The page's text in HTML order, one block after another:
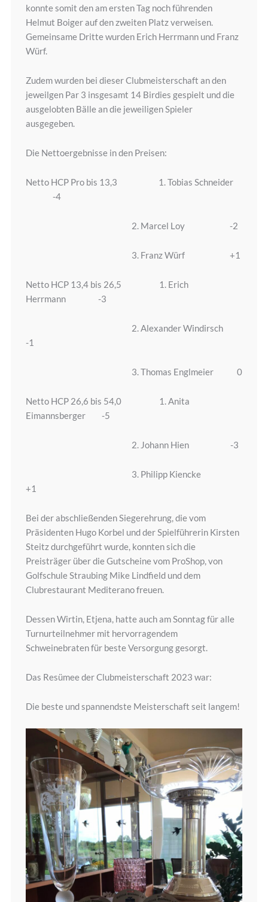
konnte somit den am ersten Tag noch führenden
Helmut Boiger auf den zweiten Platz verweisen.
Gemeinsame Dritte wurden Erich Herrmann und Franz
Würf.
Zudem wurden bei dieser Clubmeisterschaft an den
jeweilgen Par 3 insgesamt 14 Birdies gespielt und die
ausgelobten Bälle an die jeweiligen Spieler
ausgegeben.
Die Nettoergebnisse in den Preisen:
Netto HCP Pro bis 13,3 1. Tobias Schneider
-4
2. Marcel Loy -2
3. Franz Würf +1
Netto HCP 13,4 bis 26,5 1. Erich
Herrmann -3
2. Alexander Windirsch
-1
3. Thomas Englmeier 0
Netto HCP 26,6 bis 54,0 1. Anita
Eimannsberger -5
2. Johann Hien -3
3. Philipp Kiencke
+1
Bei der abschließenden Siegerehrung, die vom
Präsidenten Hugo Korbel und der Spielführerin Kirsten
Steitz durchgeführt wurde, konnten sich die
Preisträger über die Gutscheine vom ProShop, von
Golfschule Straubing Mike Lindfield und dem
Clubrestaurant Mediterano freuen.
Dessen Wirtin, Etjena, hatte auch am Sonntag für alle
Turnurteilnehmer mit hervorragendem
Schweinebraten für beste Versorgung gesorgt.
Das Resümee der Clubmeisterschaft 2023 war:
Die beste und spannendste Meisterschaft seit langem!